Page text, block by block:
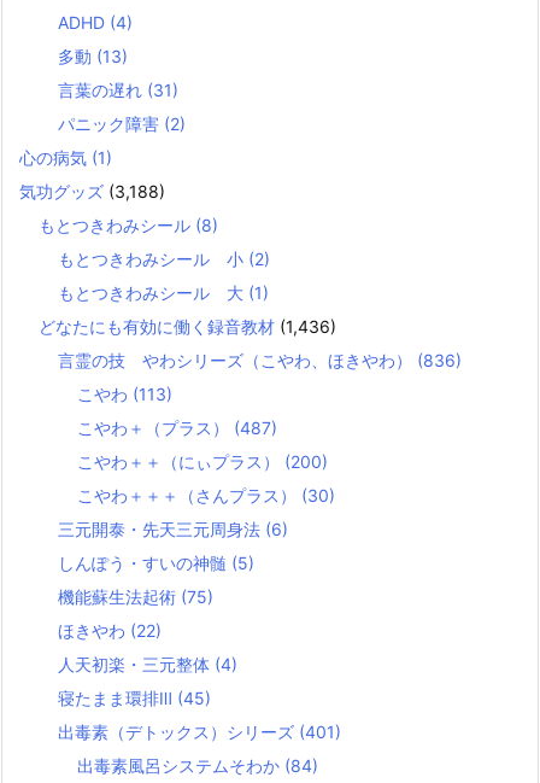
ADHD (4)
多動 (13)
言葉の遅れ (31)
パニック障害 (2)
心の病気 (1)
気功グッズ (3,188)
もとつきわみシール (8)
もとつきわみシール 小 (2)
もとつきわみシール 大 (1)
どなたにも有効に働く録音教材 (1,436)
言霊の技 やわシリーズ（こやわ、ほきやわ） (836)
こやわ (113)
こやわ＋（プラス） (487)
こやわ＋＋（にぃプラス） (200)
こやわ＋＋＋（さんプラス） (30)
三元開泰・先天三元周身法 (6)
しんぽう・すいの神髄 (5)
機能蘇生法起術 (75)
ほきやわ (22)
人天初楽・三元整体 (4)
寝たまま環排Ⅲ (45)
出毒素（デトックス）シリーズ (401)
出毒素風呂システムそわか (84)